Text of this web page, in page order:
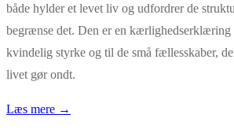
både hylder et levet liv og udfordrer de
begrænse det. Den er en kærlighedserklæring
kvindelig styrke og til de små fællesskaber,
livet gør ondt.
Læs mere →